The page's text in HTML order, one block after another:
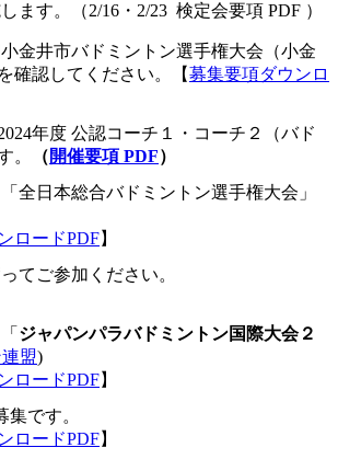
ます。 （2/16・2/23 検定会要項 PDF ）
金井市バドミントン選手権大会（小金
確認してください。【募集要項ダウンロ
年度 公認コーチ１・コーチ２（バド
。
（開催要項 PDF）
全日本総合バドミントン選手権大会」
ロードPDF】
てご参加ください。
ジャパンパラバドミントン国際大会２
盟)
ロードPDF】
です。
ロードPDF】